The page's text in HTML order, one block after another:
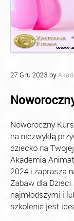
27 Gru 2023 by
Noworoczny
na niezwykłą
dziecko na
Akademia
2024 i zaprasza
Zabaw dla
najmłodszymi i
szkolenie jest